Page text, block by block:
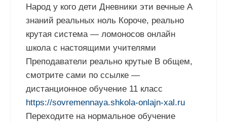
Народ у кого дети Дневники эти вечные А
знаний реальных ноль Короче, реально
крутая система — ломоносов онлайн
школа с настоящими учителями
Преподаватели реально крутые В общем,
смотрите сами по ссылке —
дистанционное обучение 11 класс
https://sovremennaya.shkola-onlajn-xal.ru
Переходите на нормальное обучение